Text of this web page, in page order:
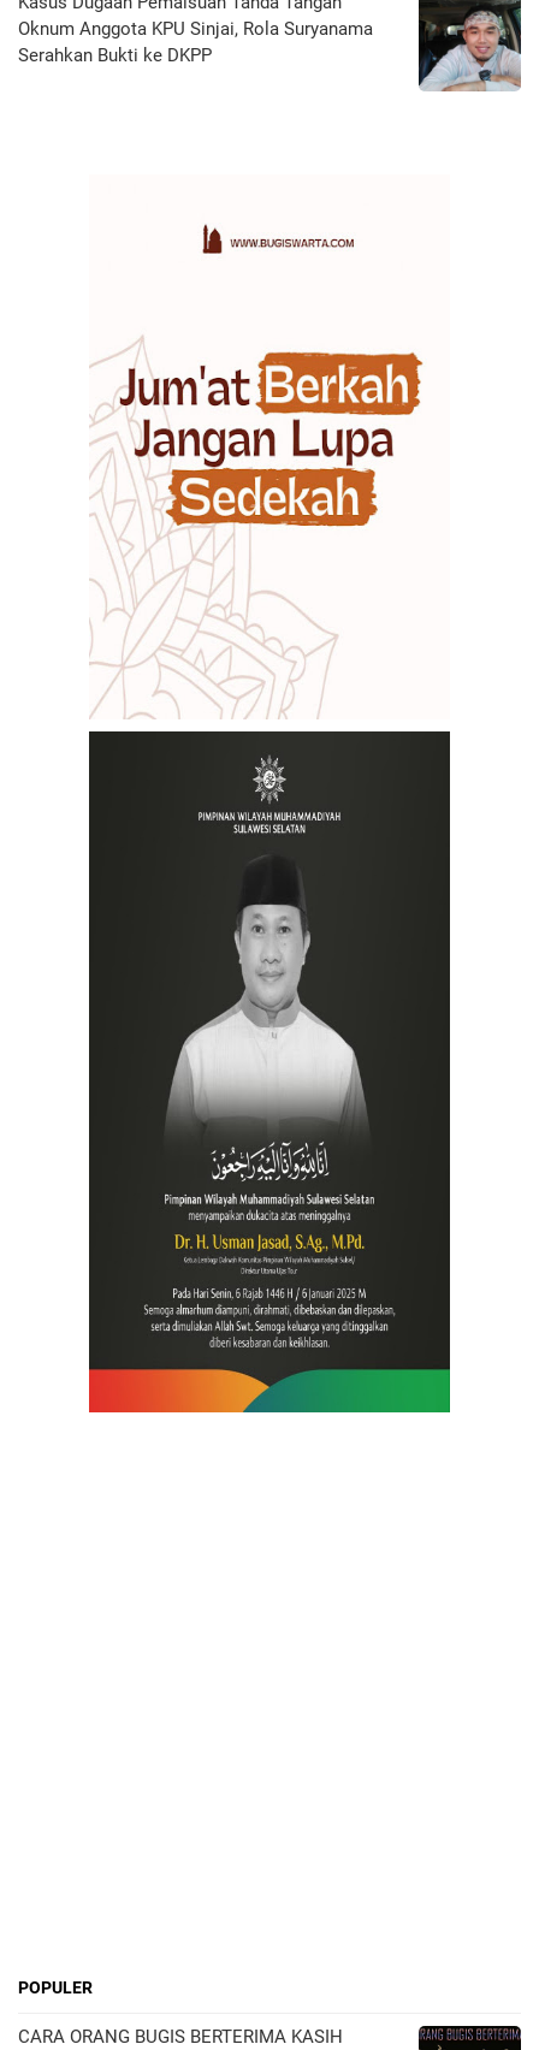
Oknum Anggota KPU Sinjai, Rola Suryanama
Serahkan Bukti ke DKPP
POPULER
CARA ORANG BUGIS BERTERIMA KASIH